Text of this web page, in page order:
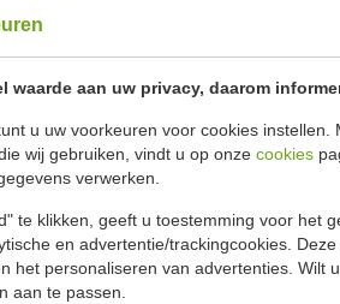
waarde aan uw privacy, daarom
u uw voorkeuren voor cookies
wij gebruiken, vindt u op onze cookies
verwerken.
te klikken, geeft u toestemming voor het
en advertentie/trackingcookies.
het personaliseren van advertenties. Wilt
aan te passen.
groenten en vlees, geschikt voor
een perfect diner te bereiden. De
worden met meer vis of groenten en
is deze eenvoudig te reinigen.